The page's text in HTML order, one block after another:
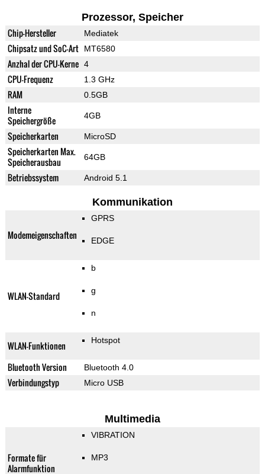
Prozessor, Speicher
Chip-Hersteller Mediatek
Chipsatz und SoC-Art MT6580
Anzhal der CPU-Kerne 4
CPU-Frequenz 1.3 GHz
RAM 0.5GB
Interne
Speichergröße
4GB
Speicherkarten MicroSD
Speicherkarten Max.
Speicherausbau
64GB
Betriebssystem Android 5.1
Kommunikation
Modemeigenschaften
GPRS
EDGE
WLAN-Standard
b
g
n
WLAN-Funktionen Hotspot
Bluetooth Version Bluetooth 4.0
Verbindungstyp Micro USB
Multimedia
Formate für
Alarmfunktion
VIBRATION
MP3